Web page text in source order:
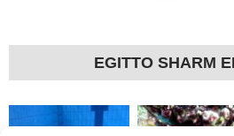
EGITTO SHARM